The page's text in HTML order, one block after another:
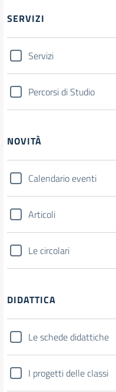
SERVIZI
Servizi
Percorsi di Studio
NOVITÀ
Calendario eventi
Articoli
Le circolari
DIDATTICA
Le schede didattiche
I progetti delle classi